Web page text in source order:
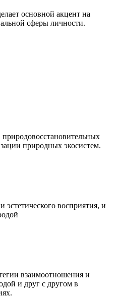
основной акцент на
сферы личности.
восстановительных
природных экосистем.
эстетического восприятия, и
взаимоотношения и
и друг с другом в